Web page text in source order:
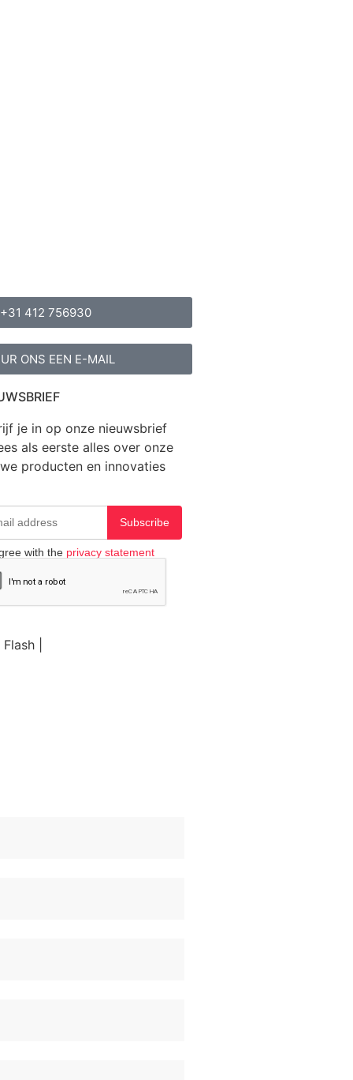
+31 412 756930
ONS EEN E-MAIL
je in op onze nieuwsbrief
als eerste alles over onze
producten en innovaties
Subscribe
with the privacy statement
|